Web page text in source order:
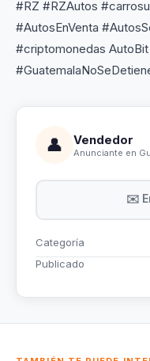
#RZ #RZAutos
#AutosEnVenta
#criptomonedas
👤 Vendedor
Anunciante en
✉️
Categoría
Publicado